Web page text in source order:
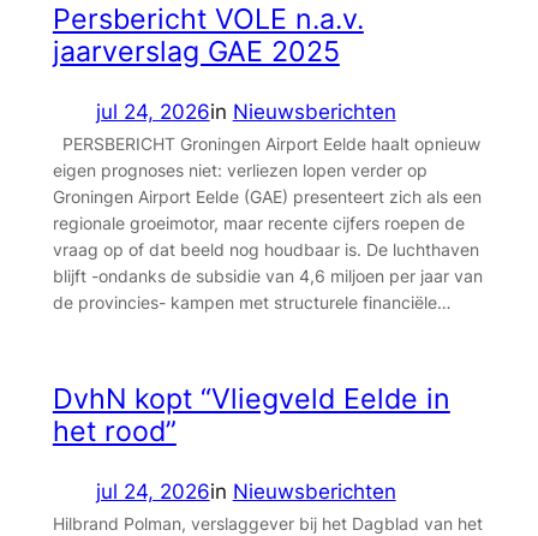
Persbericht VOLE n.a.v.
jaarverslag GAE 2025
jul 24, 2026in Nieuwsberichten
PERSBERICHT Groningen Airport Eelde haalt opnieuw
eigen prognoses niet: verliezen lopen verder op
Groningen Airport Eelde (GAE) presenteert zich als een
regionale groeimotor, maar recente cijfers roepen de
vraag op of dat beeld nog houdbaar is. De luchthaven
blijft -ondanks de subsidie van 4,6 miljoen per jaar van
de provincies- kampen met structurele financiële…
DvhN kopt “Vliegveld Eelde in
het rood”
jul 24, 2026in Nieuwsberichten
Hilbrand Polman, verslaggever bij het Dagblad van het